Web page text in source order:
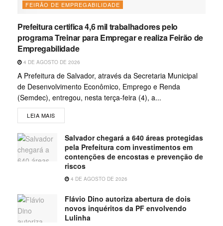
FEIRÃO DE EMPREGABILIDADE
Prefeitura certifica 4,6 mil trabalhadores pelo
programa Treinar para Empregar e realiza Feirão de
Empregabilidade
4 DE AGOSTO DE 2026
A Prefeitura de Salvador, através da Secretaria Municipal
de Desenvolvimento Econômico, Emprego e Renda
(Semdec), entregou, nesta terça-feira (4), a...
LEIA MAIS
Salvador chegará a 640 áreas protegidas
pela Prefeitura com investimentos em
contenções de encostas e prevenção de
riscos
4 DE AGOSTO DE 2026
Flávio Dino autoriza abertura de dois
novos inquéritos da PF envolvendo
Lulinha